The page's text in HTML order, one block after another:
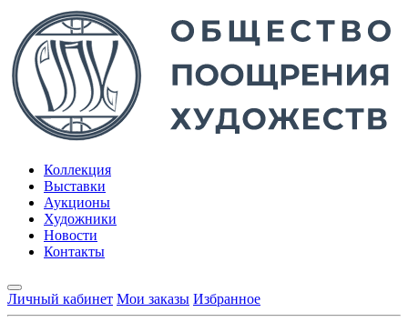
Коллекция
Выставки
Аукционы
Художники
Новости
Контакты
Личный кабинет Мои заказы Избранное